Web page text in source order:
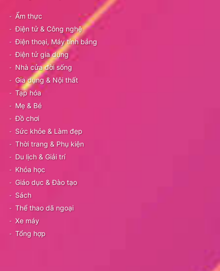
Ẩm thực
Điện tử & Công nghệ
Điện thoại, Máy tính bảng
Điện tử gia dụng
Nhà cửa đời sống
Gia dụng & Nội thất
Tạp hóa
Mẹ & Bé
Đồ chơi
Sức khỏe & Làm đẹp
Thời trang & Phụ kiện
Du lịch & Giải trí
Khóa học
Giáo dục & Đào tạo
Sách
Thể thao dã ngoại
Xe máy
Tổng hợp